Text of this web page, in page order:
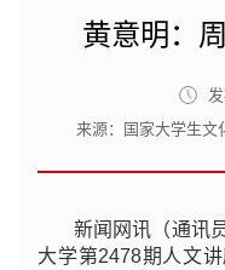
黄意明：
来源：国家大学生文
新闻网讯（通讯
大学第2478期人文